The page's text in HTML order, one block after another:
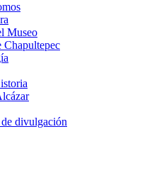
Museo
Chapultepec
divulgación